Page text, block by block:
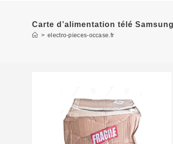
Carte d’alimentation télé
> electro-pieces-occase.fr